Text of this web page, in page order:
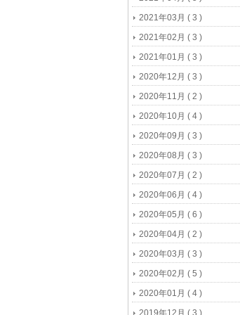
2021年03月 ( 3 )
2021年02月 ( 3 )
2021年01月 ( 3 )
2020年12月 ( 3 )
2020年11月 ( 2 )
2020年10月 ( 4 )
2020年09月 ( 3 )
2020年08月 ( 3 )
2020年07月 ( 2 )
2020年06月 ( 4 )
2020年05月 ( 6 )
2020年04月 ( 2 )
2020年03月 ( 3 )
2020年02月 ( 5 )
2020年01月 ( 4 )
2019年12月 ( 3 )